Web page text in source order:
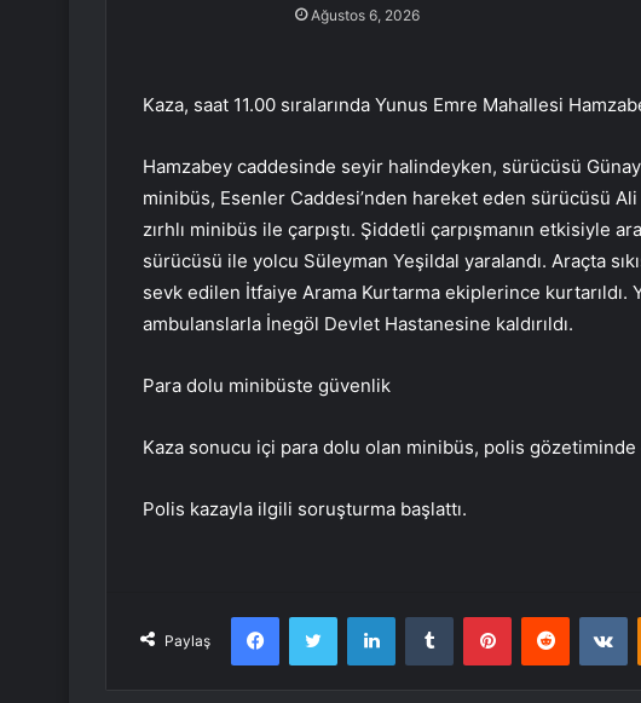
Ağustos 6, 2026
Kaza, saat 11.00 sıralarında Yunus Emre Mahallesi
Hamzabey caddesinde seyir halindeyken, sürücüsü
minibüs, Esenler Caddesi’nden hareket eden sürücüsü
zırhlı minibüs ile çarpıştı. Şiddetli çarpışmanın etkisiyle
sürücüsü ile yolcu Süleyman Yeşildal yaralandı. Araçta
sevk edilen İtfaiye Arama Kurtarma ekiplerince kurtarıldı.
ambulanslarla İnegöl Devlet Hastanesine kaldırıldı.
Para dolu minibüste güvenlik
Kaza sonucu içi para dolu olan minibüs, polis gözetiminde
Polis kazayla ilgili soruşturma başlattı.
Paylaş
FacebookTwitter LinkedInTumblr PinterestReddit